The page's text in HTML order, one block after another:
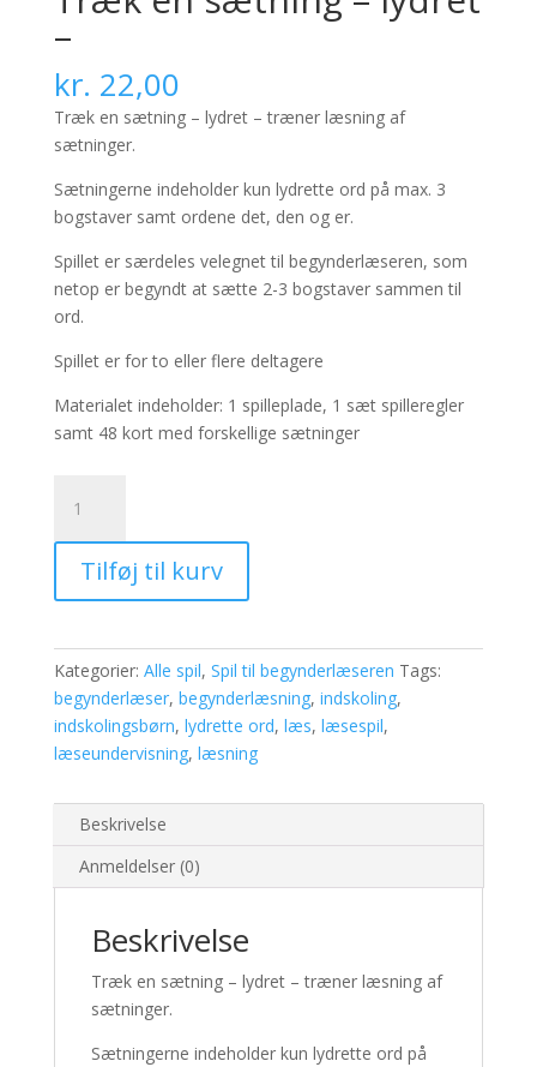
–
kr. 22,00
Træk en sætning – lydret – træner læsning af
sætninger.
Sætningerne indeholder kun lydrette ord på max. 3
bogstaver samt ordene det, den og er.
Spillet er særdeles velegnet til begynderlæseren, som
netop er begyndt at sætte 2-3 bogstaver sammen til
ord.
Spillet er for to eller flere deltagere
Materialet indeholder: 1 spilleplade, 1 sæt spilleregler
samt 48 kort med forskellige sætninger
sætning
lydret
antal
Tilføj til kurv
Kategorier: Alle spil, Spil til begynderlæseren Tags:
begynderlæser, begynderlæsning, indskoling,
indskolingsbørn, lydrette ord, læs, læsespil,
læseundervisning, læsning
Beskrivelse
Anmeldelser (0)
Beskrivelse
Træk en sætning – lydret – træner læsning af
sætninger.
Sætningerne indeholder kun lydrette ord på